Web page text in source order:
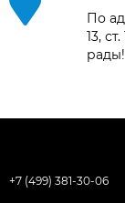
По
13,
рады!
+7 (499) 381-30-06